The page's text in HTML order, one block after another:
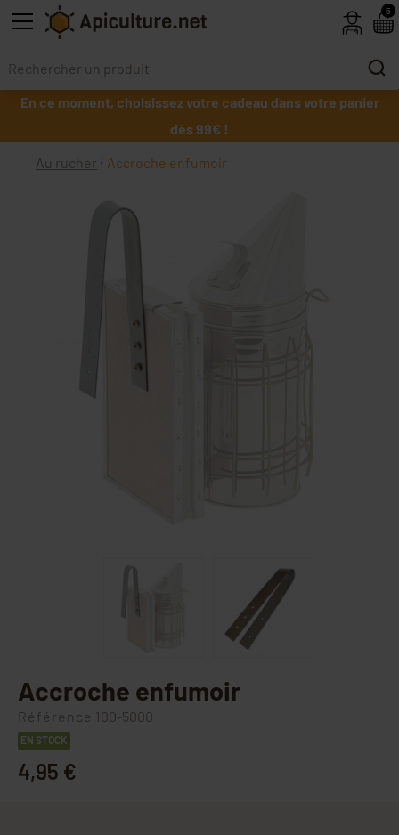
Skip to main content
En ce moment, choisissez votre cadeau dans votre panier
dès 99€ !
Au rucher Accroche enfumoir
Accroche enfumoir
Référence 100-5000
EN STOCK
4,95 €
5